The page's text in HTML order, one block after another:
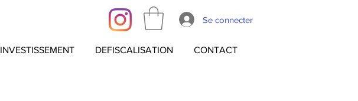
Se connecter
INVESTISSEMENT DEFISCALISATION CONTACT